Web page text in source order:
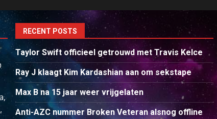
RECENT POSTS
Taylor Swift officieel getrouwd met Travis Kelce
Ray J klaagt Kim Kardashian aan om sekstape
Max B na 15 jaar weer vrijgelaten
Anti-AZC nummer Broken Veteran alsnog offline